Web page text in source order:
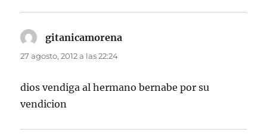
gitanicamorena
27 agosto, 2012 a las 22:24
dios vendiga al hermano bernabe por su
vendicion